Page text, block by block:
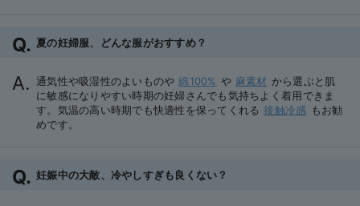
夏の妊婦服、どんな服がおすすめ？
通気性や吸湿性のよいものや 綿100% や 麻素材 から選ぶと肌
に敏感になりやすい時期の妊婦さんでも気持ちよく着用できま
す。気温の高い時期でも快適性を保ってくれる 接触冷感 もお勧
めです。
妊娠中の大敵、冷やしすぎも良くない？